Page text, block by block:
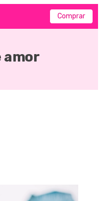
Comprar
amor